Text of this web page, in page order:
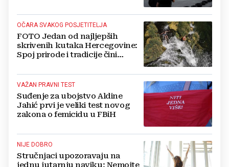
OČARA SVAKOG POSJETITELJA
FOTO Jedan od najljepših
skrivenih kutaka Hercegovine:
Spoj prirode i tradicije čini
destinacijom
VAŽAN PRAVNI TEST
Suđenje za ubojstvo Aldine
Jahić prvi je veliki test novog
zakona o femicidu u FBiH
NIJE DOBRO
Stručnjaci upozoravaju na
jednu jutarnju naviku: Nemojte